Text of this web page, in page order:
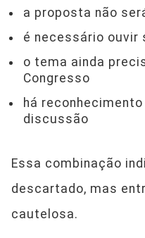
a proposta não
é necessário ouvir
o tema ainda
Congresso
há
discussão
Essa combinação
descartado, mas
cautelosa.